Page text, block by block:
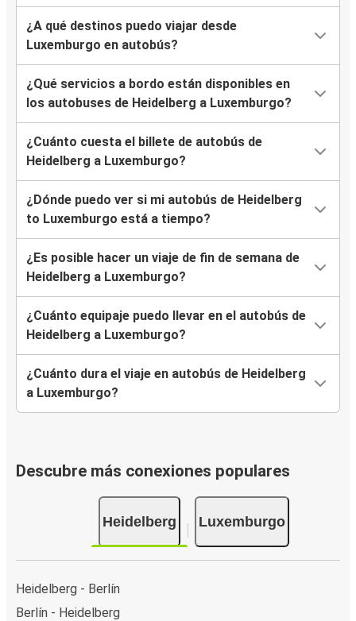
¿A qué destinos puedo viajar desde
Luxemburgo en autobús?
¿Qué servicios a bordo están disponibles en
los autobuses de Heidelberg a Luxemburgo?
¿Cuánto cuesta el billete de autobús de
Heidelberg a Luxemburgo?
¿Dónde puedo ver si mi autobús de Heidelberg
to Luxemburgo está a tiempo?
¿Es posible hacer un viaje de fin de semana de
Heidelberg a Luxemburgo?
¿Cuánto equipaje puedo llevar en el autobús de
Heidelberg a Luxemburgo?
¿Cuánto dura el viaje en autobús de Heidelberg
a Luxemburgo?
Descubre más conexiones populares
Heidelberg Luxemburgo
Heidelberg - Berlín
Berlín - Heidelberg